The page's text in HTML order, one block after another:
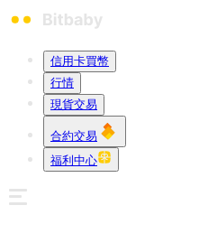
信用卡買幣
行情
現貨交易
合約交易
福利中心